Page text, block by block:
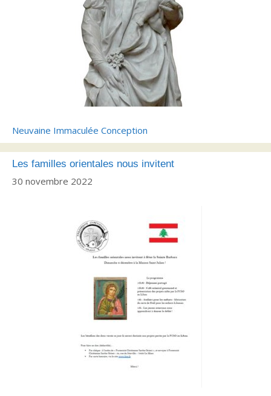
Neuvaine Immaculée Conception
Les familles orientales nous invitent
30 novembre 2022